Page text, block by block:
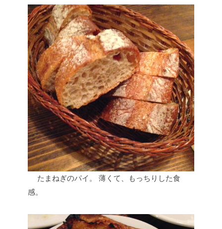
たまねぎのパイ。
薄くて、もっちりした食
感。